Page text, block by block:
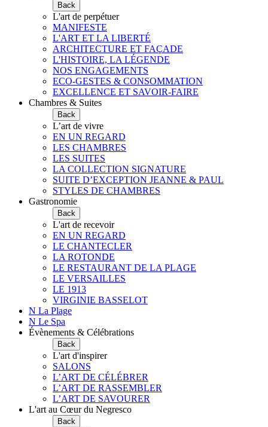
Back
L'art de perpétuer
MANIFESTE
L'ART ET LA LIBERTÉ
ARCHITECTURE ET FAÇADE
L'HISTOIRE, LA LÉGENDE
NOS ENGAGEMENTS
ECO-GESTES & CONSOMMATION
EXCELLENCE ET SAVOIR-FAIRE
Chambres & Suites
Back
L’art de vivre
EN UN REGARD
LES CHAMBRES
LES SUITES
LA COLLECTION SIGNATURE
SUITE D’EXCEPTION JEANNE & PAUL
STYLES DE CHAMBRES
Gastronomie
Back
L'art de recevoir
EN UN REGARD
LE CHANTECLER
LA ROTONDE
LE RESTAURANT DE LA PLAGE
LE VERSAILLES
LE 1913
VIRGINIE BASSELOT
N La Plage
N Le Spa
Évènements & Célébrations
Back
L'art d'inspirer
SALONS
L’ART DE CÉLÉBRER
L’ART DE RASSEMBLER
L’ART DE SAVOURER
L'art au Cœur du Negresco
Back